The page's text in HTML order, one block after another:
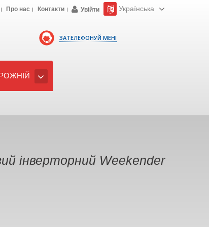
ЗАТЕЛЕФОНУЙ МЕНІ
Про нас Контакти Увійти Українська
інверторний Weekender